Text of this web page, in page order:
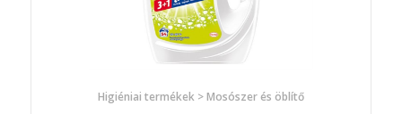
Higiéniai termékek > Mosószer és öblítő